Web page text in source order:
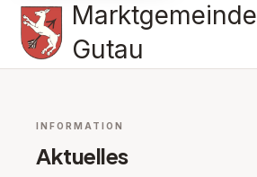
Marktgemeinde
Gutau
INFORMATION
Aktuelles